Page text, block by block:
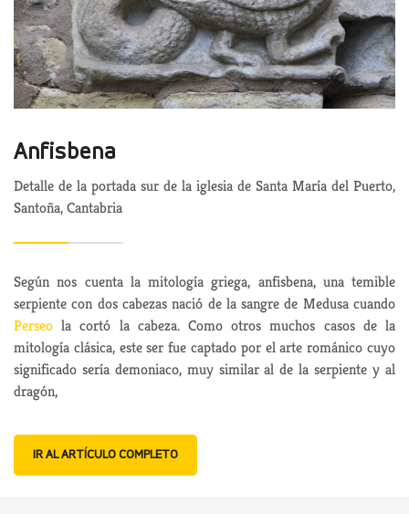
Anfisbena
Detalle de la portada sur de la iglesia de Santa María del Puerto,
Santoña, Cantabria
Según nos cuenta la mitología griega, anfisbena, una temible
serpiente con dos cabezas nació de la sangre de Medusa cuando
Perseo la cortó la cabeza. Como otros muchos casos de la
mitología clásica, este ser fue captado por el arte románico cuyo
significado sería demoniaco, muy similar al de la serpiente y al
dragón,
IR AL ARTÍCULO COMPLETO